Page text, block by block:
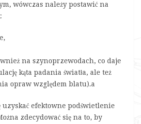
wówczas należy postawić na
na szynoprzewodach, co daje
kąta padania światła, ale też
opraw względem blatu).a
uzyskać efektowne podświetlenie
zdecydować się na to, by